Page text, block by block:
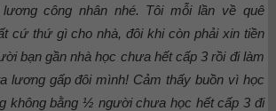
công nhân nhé. Tôi mỗi lần về quê
cứ thứ gì cho nhà, đôi khi còn phải xin tiền
bạn gần nhà học chưa hết cấp 3 rồi đi làm
lương gấp đôi mình! Cảm thấy buồn vì học
không bằng ½ người chưa học hết cấp 3 đi